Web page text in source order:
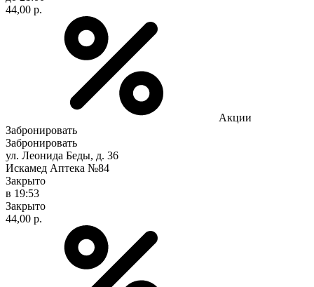
44,00 р.
Акции
Забронировать
Забронировать
ул. Леонида Беды, д. 36
Искамед Аптека №84
Закрыто
в 19:53
Закрыто
44,00 р.